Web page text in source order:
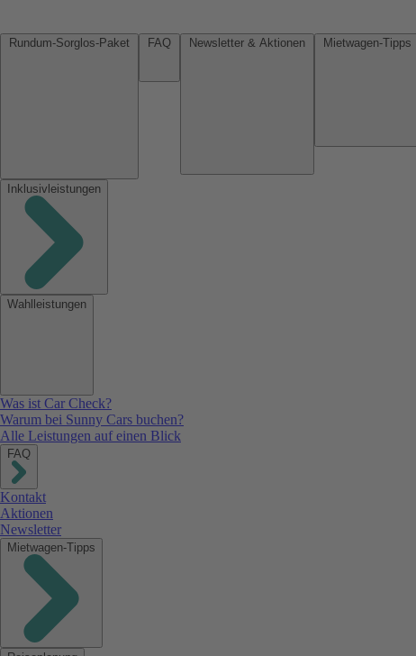
Inklusivleistungen
Wahlleistungen
Was ist Car Check?
Warum bei Sunny Cars buchen?
Alle Leistungen auf einen Blick
FAQ
Kontakt
Aktionen
Newsletter
Mietwagen-Tipps